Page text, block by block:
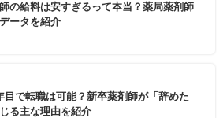
の給料は安すぎるって本当？薬局薬剤師
ータを紹介
目で転職は可能？新卒薬剤師が「辞めた
る主な理由を紹介